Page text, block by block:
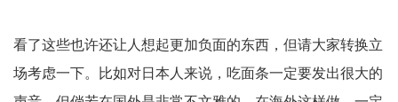
看了这些也许还让人想起更加负面的东西，但请大家转换立
场考虑一下。比如对日本人来说，吃面条一定要发出很大的